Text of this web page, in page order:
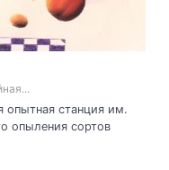
опытная станция им.
опыления сортов